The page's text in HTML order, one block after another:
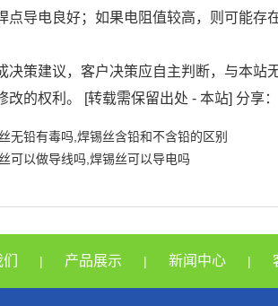
点导电良好；如果电阻值较高，则可能存
决策建议，客户决策应自主判断，与本站
改的权利。 [转载需保留出处 - 本站] 分享
无铅有毒吗,焊锡丝含铅和不含铅的区别
可以做导线吗,焊锡丝可以导电吗
| 产品展示 | 新闻中心 |